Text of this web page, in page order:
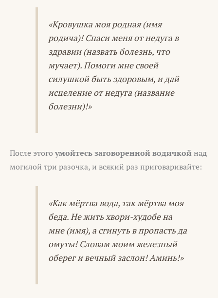
«Кровушка моя родная (имя
родича)! Спаси меня от недуга в
здравии (назвать болезнь, что
мучает). Помоги мне своей
силушкой быть здоровым, и дай
исцеление от недуга (название
болезни)!»
После этогоумойтесь заговоренной водичкой над
могилой три разочка, и всякий раз приговаривайте:
«Как мёртва вода, так мёртва моя
беда. Не жить хвори-худобе на
мне (имя), а сгинуть в пропасть да
омуты! Словам моим железный
оберег и вечный заслон! Аминь!»